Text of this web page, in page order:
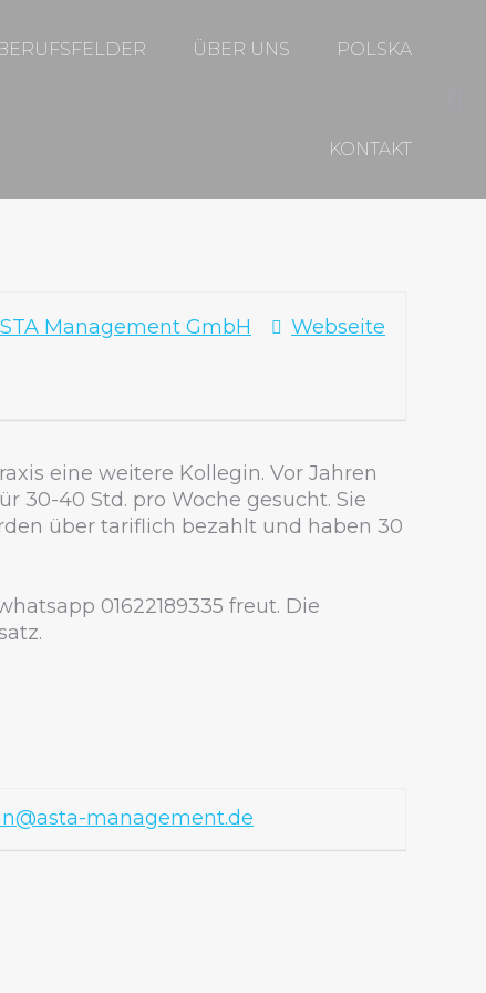
ÜBER UNS POLSKA
KONTAKT
Webseite
Management GmbH
eine weitere Kollegin. Vor Jahren
30-40 Std. pro Woche gesucht. Sie
über tariflich bezahlt und haben 30
01622189335 freut. Die
management.de